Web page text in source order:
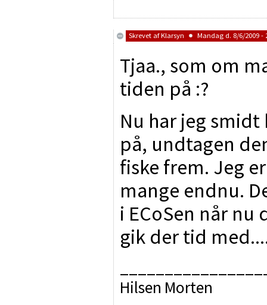
Skrevet afKlarsyn Mandag d. 8/6/2009 -
Tjaa., som om
tiden på :?
Nu har jeg
på, undtagen
fiske frem. Jeg
mange endnu.
i ECoSen når nu
gik der tid
Hilsen Morten